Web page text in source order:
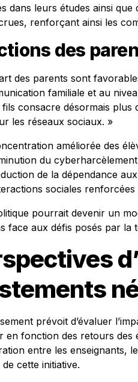
dans leurs études ainsi
renforçant ainsi les
des
des parents sont
familiale et au
consacre désormais plus
les réseaux sociaux. »
améliorée des
du cyberharcèlement
de la dépendance
sociales renforcées
pourrait devenir un
face aux défis posés par la
prévoit d’évaluer
en fonction des retours des
entre les enseignants,
cette initiative.